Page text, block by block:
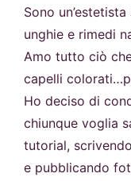
Sono
unghie e rimedi
Amo tutto ciò
capelli
Ho deciso di
chiunque voglia
tutorial,
e pubblicando